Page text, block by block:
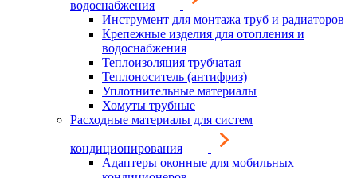
водоснабжения
Инструмент для монтажа труб и радиаторов
Крепежные изделия для отопления и
водоснабжения
Теплоизоляция трубчатая
Теплоноситель (антифриз)
Уплотнительные материалы
Хомуты трубные
Расходные материалы для систем
кондиционирования
Адаптеры оконные для мобильных